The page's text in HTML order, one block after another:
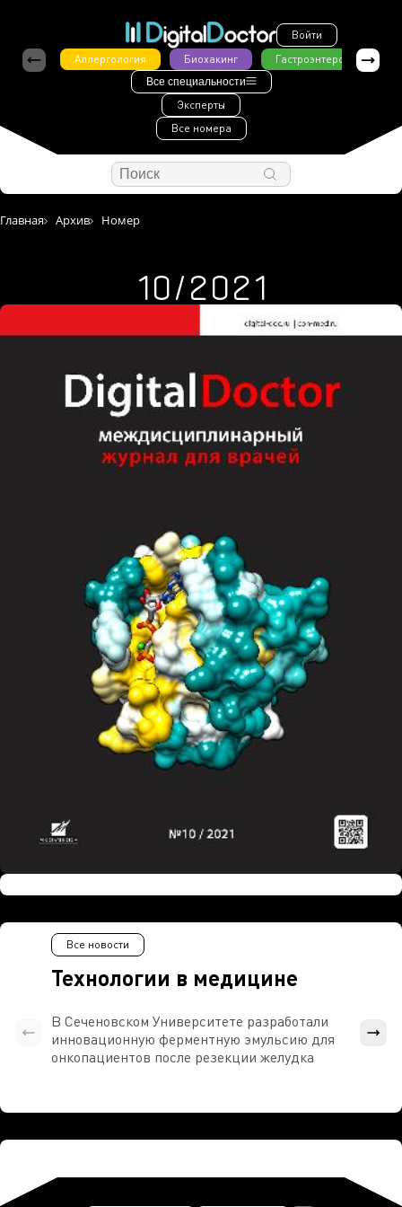
Войти
Аллергология
Биохакинг Гастроэнтерология
Все специальности
Эксперты
Все номера
Главная Архив Номер
10/2021
Технологии в медицине
Все новости
В Сеченовском Университете разработали
инновационную ферментную эмульсию для
онкопациентов после резекции желудка